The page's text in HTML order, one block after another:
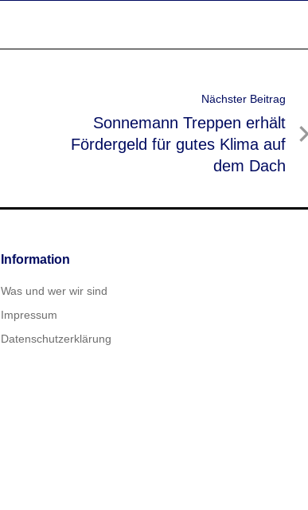
Nächster Beitrag
Nächster
Beitrag
Sonnemann Treppen erhält
Fördergeld für gutes Klima auf
dem Dach
Information
Was und wer wir sind
Impressum
Datenschutzerklärung